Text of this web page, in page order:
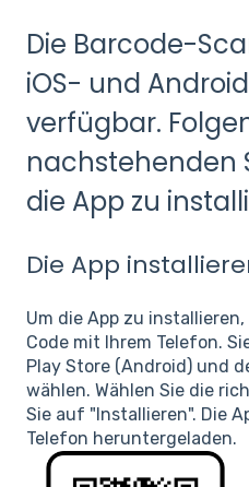
Die Barcode-
iOS- und
verfügbar.
nachstehenden
die App zu
Die App
Um die App zu
Code mit Ihrem Telefon.
Play Store (Android) und
wählen. Wählen Sie die
Sie auf "Installieren". Die
Telefon heruntergeladen.